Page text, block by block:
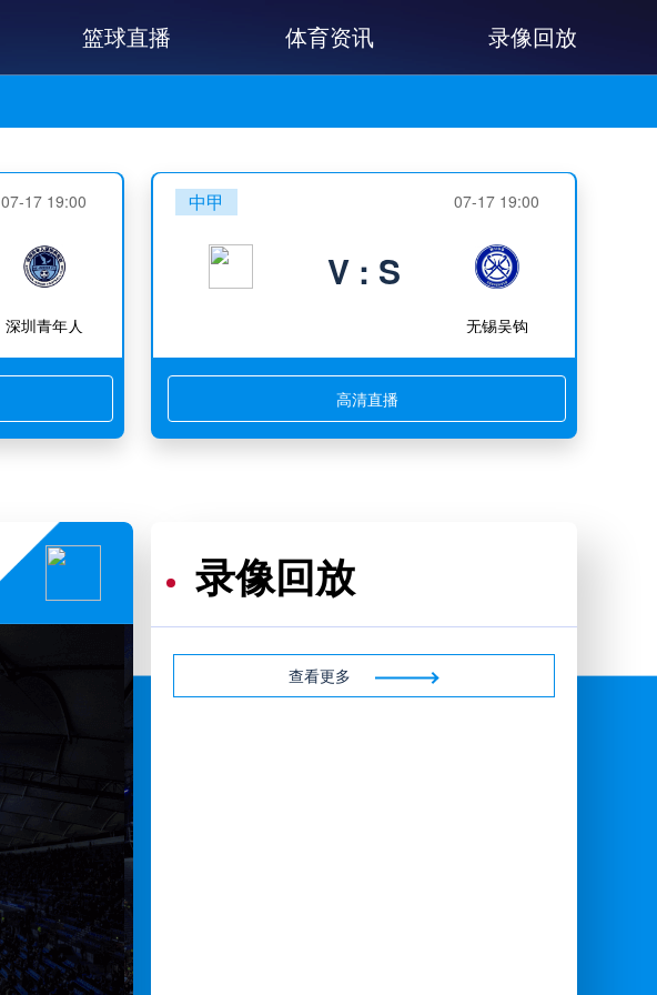
篮球直播 体育资讯 录像回放
07-17 19:00
深圳青年人
中甲 07-17 19:00
V : S
无锡吴钩
高清直播
录像回放
查看更多